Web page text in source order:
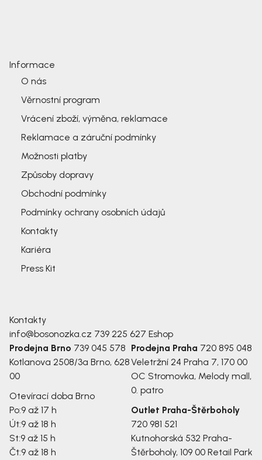
Informace
O nás
Věrnostní program
Vrácení zboží, výměna, reklamace
Reklamace a záruční podmínky
Možnosti platby
Způsoby dopravy
Obchodní podmínky
Podmínky ochrany osobních údajů
Kontakty
Kariéra
Press Kit
Kontakty
info@bosonozka.cz 739 225 627 Eshop
Prodejna Brno 739 045 578
Kotlanova 2508/3a Brno, 628
00
Otevírací doba Brno
Po:9 až 17 h
Út:9 až 18 h
St:9 až 15 h
Čt:9 až 18 h
Prodejna Praha 720 895 048
Veletržní 24 Praha 7, 170 00
OC Stromovka, Melody mall,
0. patro
Outlet Praha-Štěrboholy
720 981 521
Kutnohorská 532 Praha-
Štěrboholy, 109 00 Retail Park